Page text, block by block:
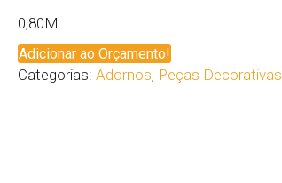
0,80M
Adicionar ao Orçamento!
Categorias:Adornos, Peças Decorativas